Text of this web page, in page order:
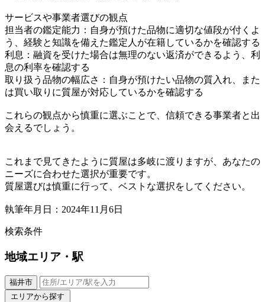
サービスや事業者選びの観点
担当者の鑑定能力：自身が預けた品物に適切な値段が付くよ
う、経験と知識を備えた鑑定人が在籍しているかを確認する
利息：融資を受けた場合は無理のない返済ができるよう、利
息の利率を確認する
取り扱う品物の幅広さ：自身が預けたい品物の質入れ、また
は買い取りに質屋が対応しているかを確認する
これらの観点から慎重に選ぶことで、信頼できる事業者と出
会えるでしょう。
これまで見てきたように質屋は多岐に渡りますが、あなたの
ニーズに合わせた選択が重要です。
質屋選びは慎重に行って、ベストな選択をしてください。
執筆年月日：2024年11月6日
検索条件
地域エリア・駅
福井市
エリアから探す